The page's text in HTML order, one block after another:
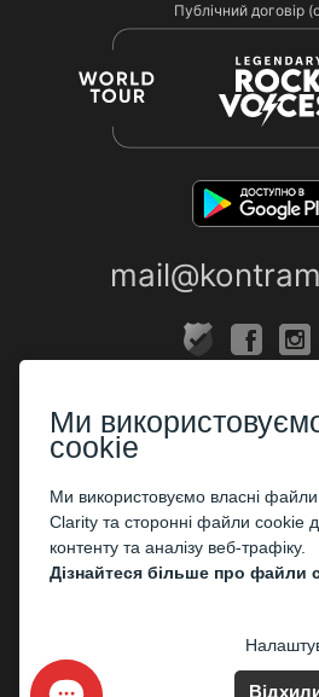
Публічний договір
Каси
Корпоративним
Ми
cookie
Ми використовуємо власні
Clarity та сторонні файли cookie
контенту та аналізу веб-трафіку.
Дізнайтеся більше про файли